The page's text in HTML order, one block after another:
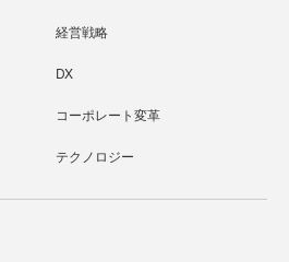
経営戦略
DX
コーポレート変革
テクノロジー